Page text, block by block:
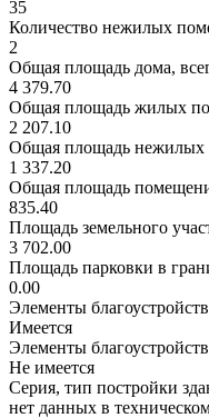
35
Количество нежилых
2
Общая площадь дома,
4 379.70
Общая площадь жилых
2 207.10
Общая площадь
1 337.20
Общая площадь
835.40
Площадь земельного
3 702.00
Площадь парковки в
0.00
Элементы
Имеется
Элементы
Не имеется
Серия, тип постройки
нет данных в